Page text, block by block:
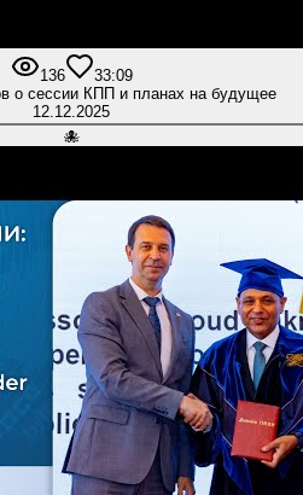
136 33:09
о сессии КПП и планах на будущее
12.12.2025
🐙